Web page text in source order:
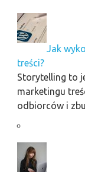
Jak
treści?
Storytelling to
marketingu
odbiorców i